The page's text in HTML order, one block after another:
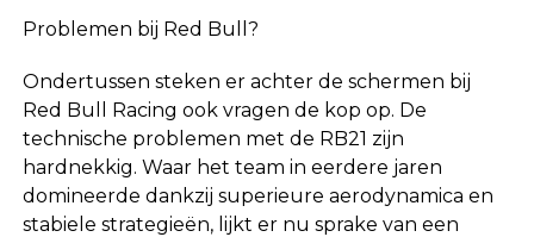
Problemen bij Red Bull?
Ondertussen steken er achter de schermen bij
Red Bull Racing ook vragen de kop op. De
technische problemen met de RB21 zijn
hardnekkig. Waar het team in eerdere jaren
domineerde dankzij superieure aerodynamica en
stabiele strategieën, lijkt er nu sprake van een